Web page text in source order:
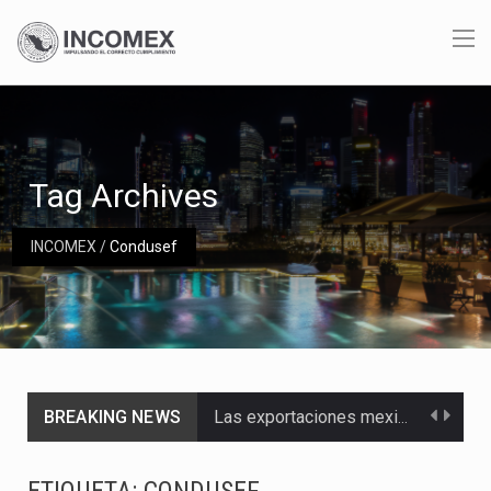
INCOMEX/Condusef
Tag Archives
BREAKING NEWS Las exportaciones mexicanas de vehículos ligeros disminuyeron 9.67 % en julio a tasa anual, alcanzando…